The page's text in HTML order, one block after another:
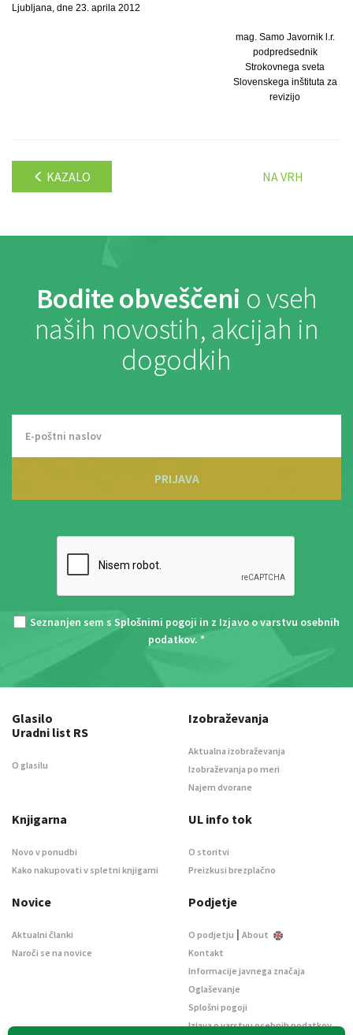
Ljubljana, dne 23. aprila 2012
mag. Samo Javornik l.r.
podpredsednik
Strokovnega sveta
Slovenskega inštituta za
revizijo
KAZALO NA VRH
Bodite obveščeni o vseh
naših novostih, akcijah in
dogodkih
PRIJAVA
Seznanjen sem s Splošnimi pogoji in z Izjavo o varstvu osebnih
podatkov. *
Glasilo
Uradni list RS
O glasilu
Izobraževanja
Aktualna izobraževanja
Izobraževanja po meri
Najem dvorane
Knjigarna
Novo v ponudbi
Kako nakupovati v spletni knjigarni
UL info tok
O storitvi
Preizkusi brezplačno
Novice
Aktualni članki
Naroči se na novice
Podjetje
O podjetju | About
Kontakt
Informacije javnega značaja
Oglaševanje
Splošni pogoji
Izjava o varstvu osebnih podatkov